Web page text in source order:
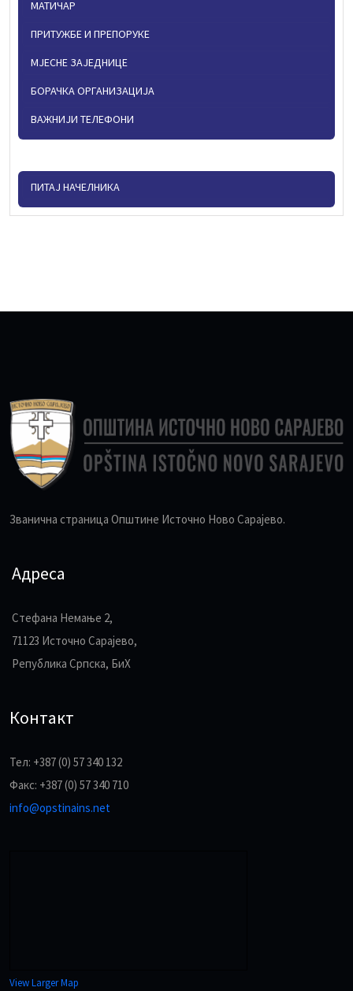
МАТИЧАР
ПРИТУЖБЕ И ПРЕПОРУКЕ
МЈЕСНЕ ЗАЈЕДНИЦЕ
БОРАЧКА ОРГАНИЗАЦИЈА
ВАЖНИЈИ ТЕЛЕФОНИ
ПИТАЈ НАЧЕЛНИКА
Званична страница Општине Источно Ново Сарајево.
Адреса
Стефана Немање 2,
71123 Источно Сарајево,
Република Српска, БиХ
Контакт
Тел: +387 (0) 57 340 132
Факс: +387 (0) 57 340 710
info@opstinains.net
View Larger Map